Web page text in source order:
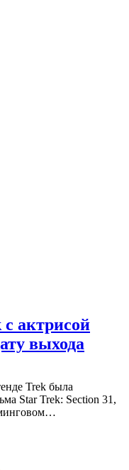
актрисой
выхода
Trek была
Star Trek: Section 31,